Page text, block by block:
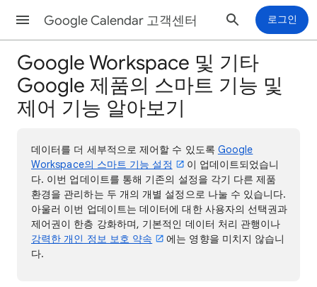
Google Calendar 고객센터 로그인
Google Workspace 및 기타
Google 제품의 스마트 기능 및
제어 기능 알아보기
데이터를 더 세부적으로 제어할 수 있도록 Google
Workspace의 스마트 기능 설정
이 업데이트되었습니
다. 이번 업데이트를 통해 기존의 설정을 각기 다른 제품
환경을 관리하는 두 개의 개별 설정으로 나눌 수 있습니다.
아울러 이번 업데이트는 데이터에 대한 사용자의 선택권과
제어권이 한층 강화하며, 기본적인 데이터 처리 관행이나
강력한 개인 정보 보호 약속
에는 영향을 미치지 않습니
다.